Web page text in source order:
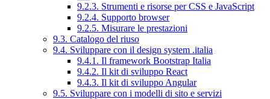
9.2.3. Strumenti e risorse per CSS e JavaScript
9.2.4. Supporto browser
9.2.5. Misurare le prestazioni
9.3. Catalogo del riuso
9.4. Sviluppare con il design system .italia
9.4.1. Il framework Bootstrap Italia
9.4.2. Il kit di sviluppo React
9.4.3. Il kit di sviluppo Angular
9.5. Sviluppare con i modelli di sito e servizi